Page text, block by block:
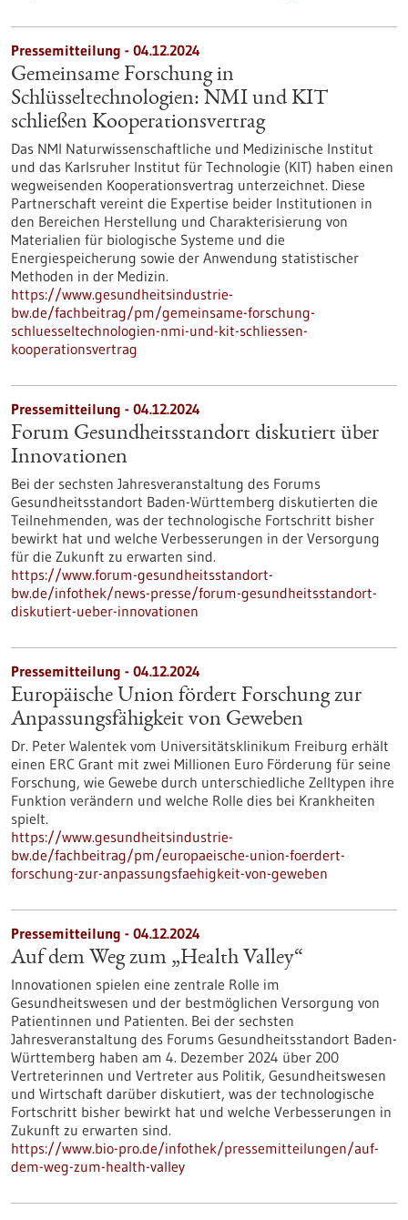
Pressemitteilung - 04.12.2024
Gemeinsame Forschung in
Schlüsseltechnologien: NMI und KIT
schließen Kooperationsvertrag
Das NMI Naturwissenschaftliche und Medizinische Institut
und das Karlsruher Institut für Technologie (KIT) haben einen
wegweisenden Kooperationsvertrag unterzeichnet. Diese
Partnerschaft vereint die Expertise beider Institutionen in
den Bereichen Herstellung und Charakterisierung von
Materialien für biologische Systeme und die
Energiespeicherung sowie der Anwendung statistischer
Methoden in der Medizin.
https://www.gesundheitsindustrie-
bw.de/fachbeitrag/pm/gemeinsame-forschung-
schluesseltechnologien-nmi-und-kit-schliessen-
kooperationsvertrag
Pressemitteilung - 04.12.2024
Forum Gesundheitsstandort diskutiert über
Innovationen
Bei der sechsten Jahresveranstaltung des Forums
Gesundheitsstandort Baden-Württemberg diskutierten die
Teilnehmenden, was der technologische Fortschritt bisher
bewirkt hat und welche Verbesserungen in der Versorgung
für die Zukunft zu erwarten sind.
https://www.forum-gesundheitsstandort-
bw.de/infothek/news-presse/forum-gesundheitsstandort-
diskutiert-ueber-innovationen
Pressemitteilung - 04.12.2024
Europäische Union fördert Forschung zur
Anpassungsfähigkeit von Geweben
Dr. Peter Walentek vom Universitätsklinikum Freiburg erhält
einen ERC Grant mit zwei Millionen Euro Förderung für seine
Forschung, wie Gewebe durch unterschiedliche Zelltypen ihre
Funktion verändern und welche Rolle dies bei Krankheiten
spielt.
https://www.gesundheitsindustrie-
bw.de/fachbeitrag/pm/europaeische-union-foerdert-
forschung-zur-anpassungsfaehigkeit-von-geweben
Pressemitteilung - 04.12.2024
Auf dem Weg zum „Health Valley“
Innovationen spielen eine zentrale Rolle im
Gesundheitswesen und der bestmöglichen Versorgung von
Patientinnen und Patienten. Bei der sechsten
Jahresveranstaltung des Forums Gesundheitsstandort Baden-
Württemberg haben am 4. Dezember 2024 über 200
Vertreterinnen und Vertreter aus Politik, Gesundheitswesen
und Wirtschaft darüber diskutiert, was der technologische
Fortschritt bisher bewirkt hat und welche Verbesserungen in
Zukunft zu erwarten sind.
https://www.bio-pro.de/infothek/pressemitteilungen/auf-
dem-weg-zum-health-valley